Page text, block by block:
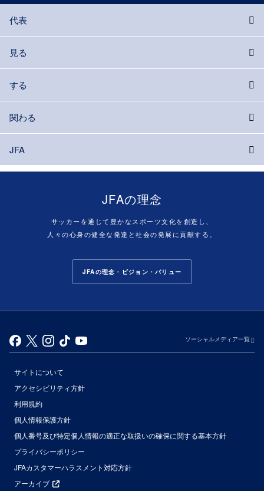
代表
見る
する
関わる
JFA
JFAの理念
サッカーを通じて豊かなスポーツ文化を創造し、
人々の心身の健全な発達と社会の発展に貢献する。
JFAの理念・ビジョン・バリュー
ソーシャルメディア一覧
サイトについて
アクセシビリティ方針
利用規約
個人情報保護方針
個人番号及び特定個人情報の適正な取扱いの確保に関する基本方針
プライバシーポリシー
JFAカスタマーハラスメント対応方針
アーカイブ